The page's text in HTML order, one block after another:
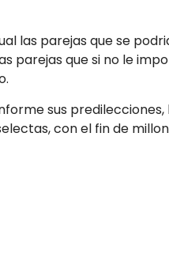
las parejas que se
parejas que si no le
sus predilecciones,
con el fin de